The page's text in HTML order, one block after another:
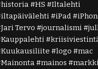
historia
HS
Iltalehti
iltapäivälehti
iPad
Jari Tervo
journalismi
Kauppalehti
Kuukausiliite
logo
mac
Mainonta
mainos